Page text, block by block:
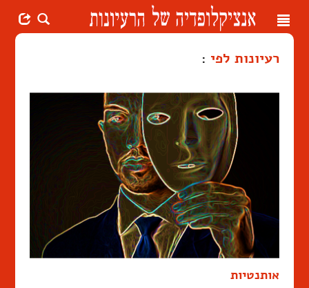
Toggle
רעיונות לפי :
אותנטיות